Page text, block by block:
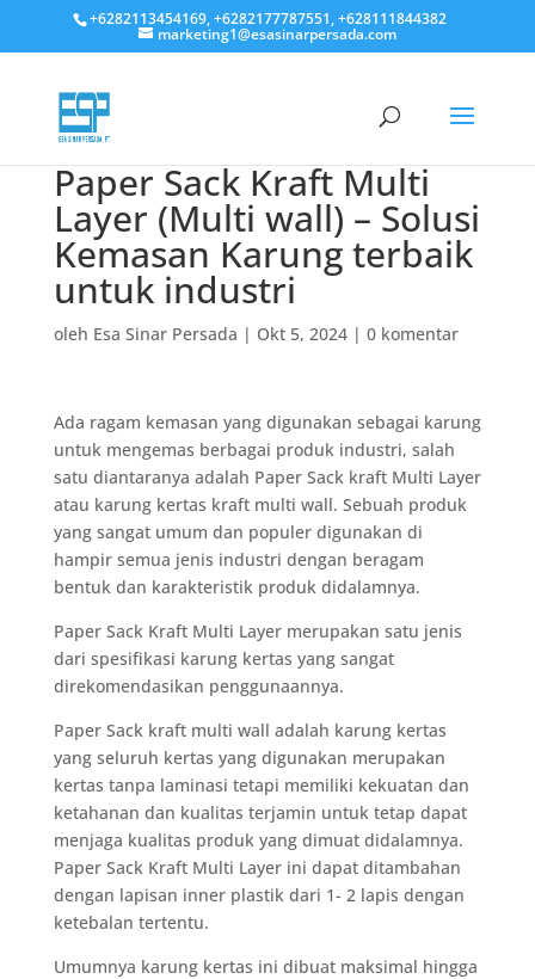
+6282113454169, +6282177787551, +628111844382
marketing1@esasinarpersada.com
Paper Sack Kraft Multi
Layer (Multi wall) – Solusi
Kemasan Karung terbaik
untuk industri
oleh Esa Sinar Persada | Okt 5, 2024| 0 komentar
Ada ragam kemasan yang digunakan sebagai karung
untuk mengemas berbagai produk industri, salah
satu diantaranya adalah Paper Sack kraft Multi Layer
atau karung kertas kraft multi wall. Sebuah produk
yang sangat umum dan populer digunakan di
hampir semua jenis industri dengan beragam
bentuk dan karakteristik produk didalamnya.
Paper Sack Kraft Multi Layer merupakan satu jenis
dari spesifikasi karung kertas yang sangat
direkomendasikan penggunaannya.
Paper Sack kraft multi wall adalah karung kertas
yang seluruh kertas yang digunakan merupakan
kertas tanpa laminasi tetapi memiliki kekuatan dan
ketahanan dan kualitas terjamin untuk tetap dapat
menjaga kualitas produk yang dimuat didalamnya.
Paper Sack Kraft Multi Layer ini dapat ditambahan
dengan lapisan inner plastik dari 1- 2 lapis dengan
ketebalan tertentu.
Umumnya karung kertas ini dibuat maksimal hingga